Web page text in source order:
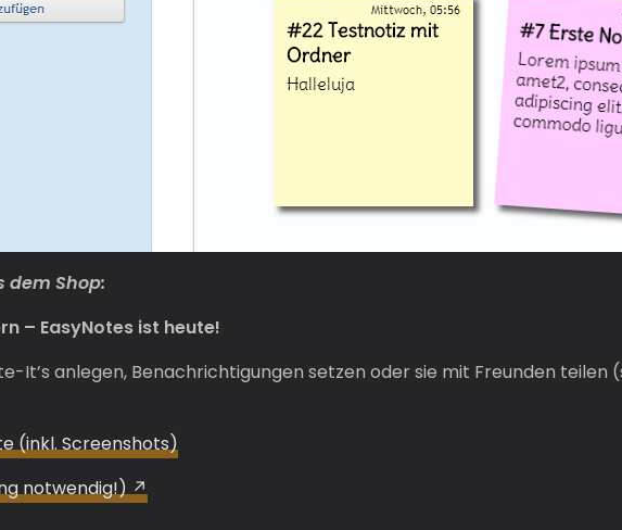
dem Shop:
– EasyNotes ist heute!
It’s anlegen, Benachrichtigungen setzen oder sie mit Freunden teilen
(inkl. Screenshots)
notwendig!)